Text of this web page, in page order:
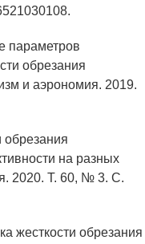
параметров
обрезания
и аэрономия. 2019.
на разных
2020. Т. 60, № 3. С.
жесткости обрезания